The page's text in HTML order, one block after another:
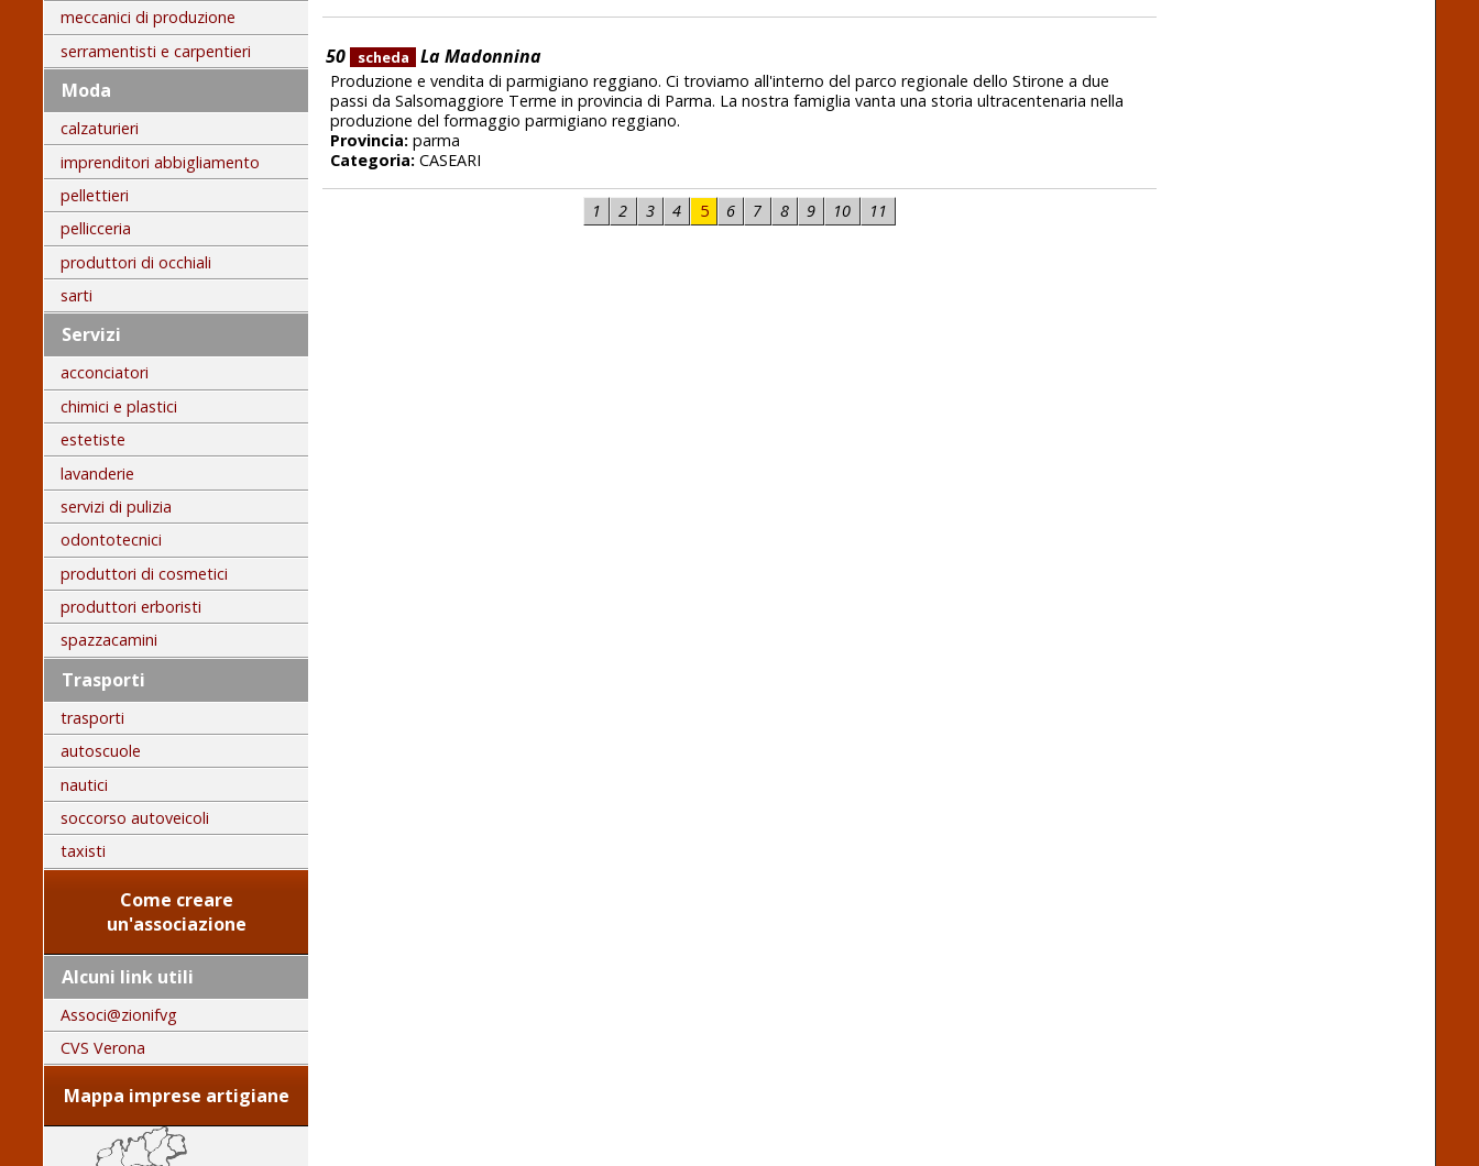
meccanici di produzione
serramentisti e carpentieri
Moda
calzaturieri
imprenditori abbigliamento
pellettieri
pellicceria
produttori di occhiali
sarti
Servizi
acconciatori
chimici e plastici
estetiste
lavanderie
servizi di pulizia
odontotecnici
produttori di cosmetici
produttori erboristi
spazzacamini
Trasporti
trasporti
autoscuole
nautici
soccorso autoveicoli
taxisti
Come creare
un'associazione
Alcuni link utili
Associ@zionifvg
CVS Verona
Mappa imprese artigiane
50 scheda La Madonnina
Produzione e vendita di parmigiano reggiano. Ci troviamo all'interno del parco regionale dello Stirone a due
passi da Salsomaggiore Terme in provincia di Parma. La nostra famiglia vanta una storia ultracentenaria nella
produzione del formaggio parmigiano reggiano.
Provincia: parma
Categoria: CASEARI
1 2 3 4 5 6 7 8 9 10 11